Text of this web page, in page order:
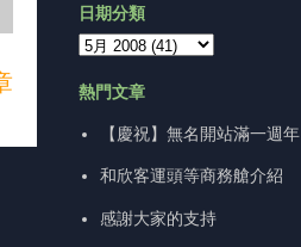
日期分類
熱門文章
【慶祝】無名開站滿一週年
和欣客運頭等商務艙介紹
感謝大家的支持